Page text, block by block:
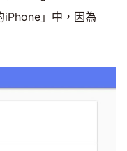
」中，因為